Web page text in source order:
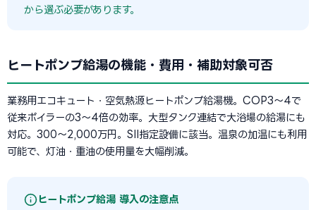
から選ぶ必要があります。
ヒートポンプ給湯の機能・費用・補助対象可否
業務用エコキュート・空気熱源ヒートポンプ給湯機。COP3〜4で
従来ボイラーの3〜4倍の効率。大型タンク連結で大浴場の給湯にも
対応。300〜2,000万円。SII指定設備に該当。温泉の加温にも利用
可能で、灯油・重油の使用量を大幅削減。
ヒートポンプ給湯 導入の注意点